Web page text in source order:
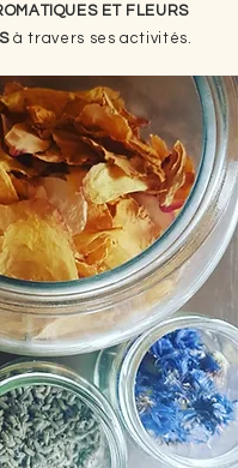
ET FLEURS
à travers ses activités.